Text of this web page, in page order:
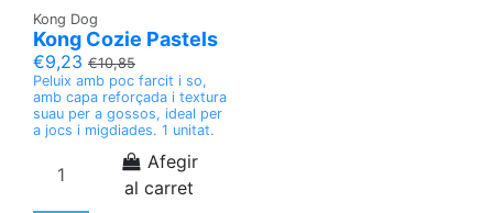
Kong Dog
Kong Cozie Pastels
€9,23 €10,85
Peluix amb poc farcit i so,
amb capa reforçada i textura
suau per a gossos, ideal per
a jocs i migdiades. 1 unitat.
Afegir
al carret